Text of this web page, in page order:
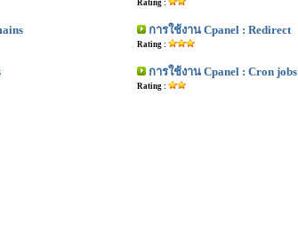
Rating :
การใช้งาน Cpanel : Redirect
Rating :
การใช้งาน Cpanel : Cron jobs
Rating :